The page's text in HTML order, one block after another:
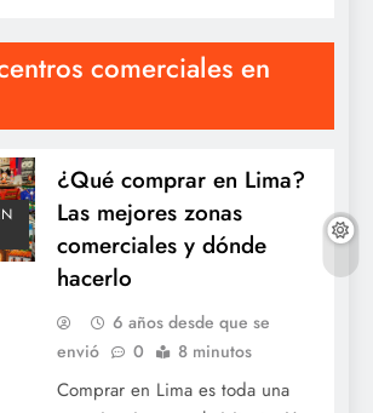
comerciales en
¿Qué comprar en Lima?
Las mejores zonas
comerciales y dónde
hacerlo
6 años desde que se
envió
0 8 minutos
Comprar en Lima es toda una